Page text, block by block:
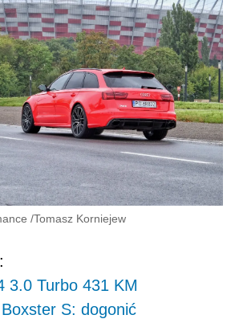
/Tomasz Korniejew
3.0 Turbo 431 KM
S: dogonić